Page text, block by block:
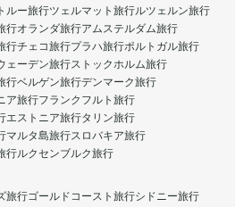
ルー旅行ツェルマット旅行ルツェルン旅行
行オランダ旅行アムステルダム旅行
行チェコ旅行プラハ旅行ポルトガル旅行
ェーデン旅行ストックホルム旅行
行ベルゲン旅行デンマーク旅行
ア旅行フランクフルト旅行
エストニア旅行タリン旅行
マルタ島旅行スロバキア旅行
行ルクセンブルク旅行
旅行ゴールドコースト旅行シドニー旅行